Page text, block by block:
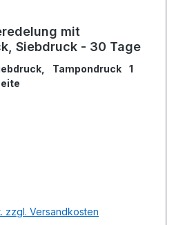
mit
Siebdruck - 30 Tage
Tampondruck 1
zzgl. Versandkosten